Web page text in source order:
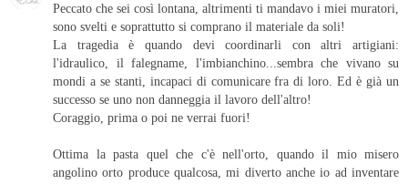
Peccato che sei così lontana, altrimenti ti mandavo i miei muratori,
sono svelti e soprattutto si comprano il materiale da soli!
La tragedia è quando devi coordinarli con altri artigiani:
l'idraulico, il falegname, l'imbianchino...sembra che vivano su
mondi a se stanti, incapaci di comunicare fra di loro. Ed è già un
successo se uno non danneggia il lavoro dell'altro!
Coraggio, prima o poi ne verrai fuori!
Ottima la pasta quel che c'è nell'orto, quando il mio misero
angolino orto produce qualcosa, mi diverto anche io ad inventare